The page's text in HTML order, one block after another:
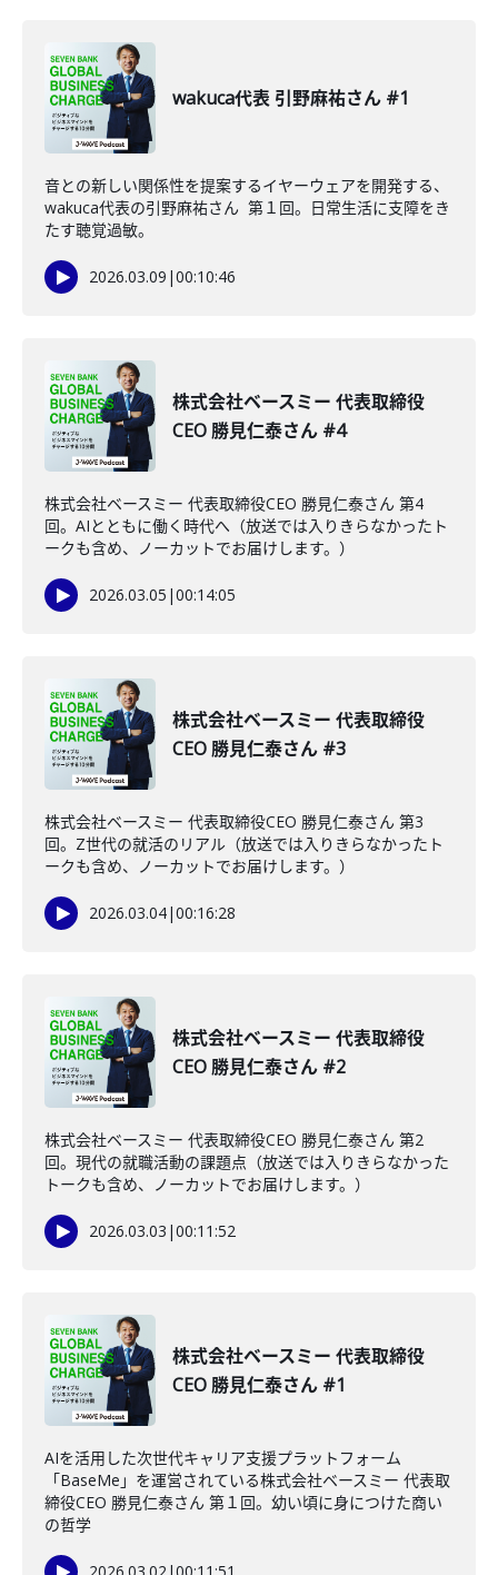
wakuca代表 引野麻祐さん #1
音との新しい関係性を提案するイヤーウェアを開発する、
wakuca代表の引野麻祐さん 第１回。日常生活に支障をき
たす聴覚過敏。
2026.03.09 |00:10:46
株式会社ベースミー 代表取締役
CEO 勝見仁泰さん #4
株式会社ベースミー 代表取締役CEO 勝見仁泰さん 第4
回。AIとともに働く時代へ（放送では入りきらなかったト
ークも含め、ノーカットでお届けします。）
2026.03.05 |00:14:05
株式会社ベースミー 代表取締役
CEO 勝見仁泰さん #3
株式会社ベースミー 代表取締役CEO 勝見仁泰さん 第3
回。Z世代の就活のリアル（放送では入りきらなかったト
ークも含め、ノーカットでお届けします。）
2026.03.04|00:16:28
株式会社ベースミー 代表取締役
CEO 勝見仁泰さん #2
株式会社ベースミー 代表取締役CEO 勝見仁泰さん 第2
回。現代の就職活動の課題点（放送では入りきらなかった
トークも含め、ノーカットでお届けします。）
2026.03.03 |00:11:52
株式会社ベースミー 代表取締役
CEO 勝見仁泰さん #1
AIを活用した次世代キャリア支援プラットフォーム
「BaseMe」を運営されている株式会社ベースミー 代表取
締役CEO 勝見仁泰さん 第１回。幼い頃に身につけた商い
の哲学